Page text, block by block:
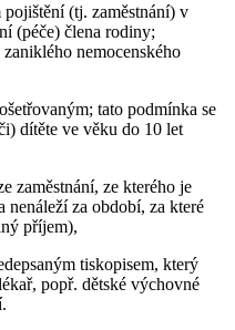
pojištění (tj. zaměstnání) v
(péče) člena rodiny;
nemocenského
tato podmínka se
dítěte ve věku do 10 let
zaměstnání, ze kterého je
nenáleží za období, za které
příjem),
tiskopisem, který
popř. dětské výchovné